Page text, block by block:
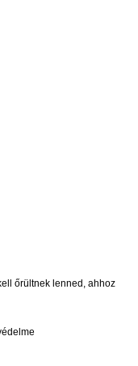
őrültnek lenned, ahhoz